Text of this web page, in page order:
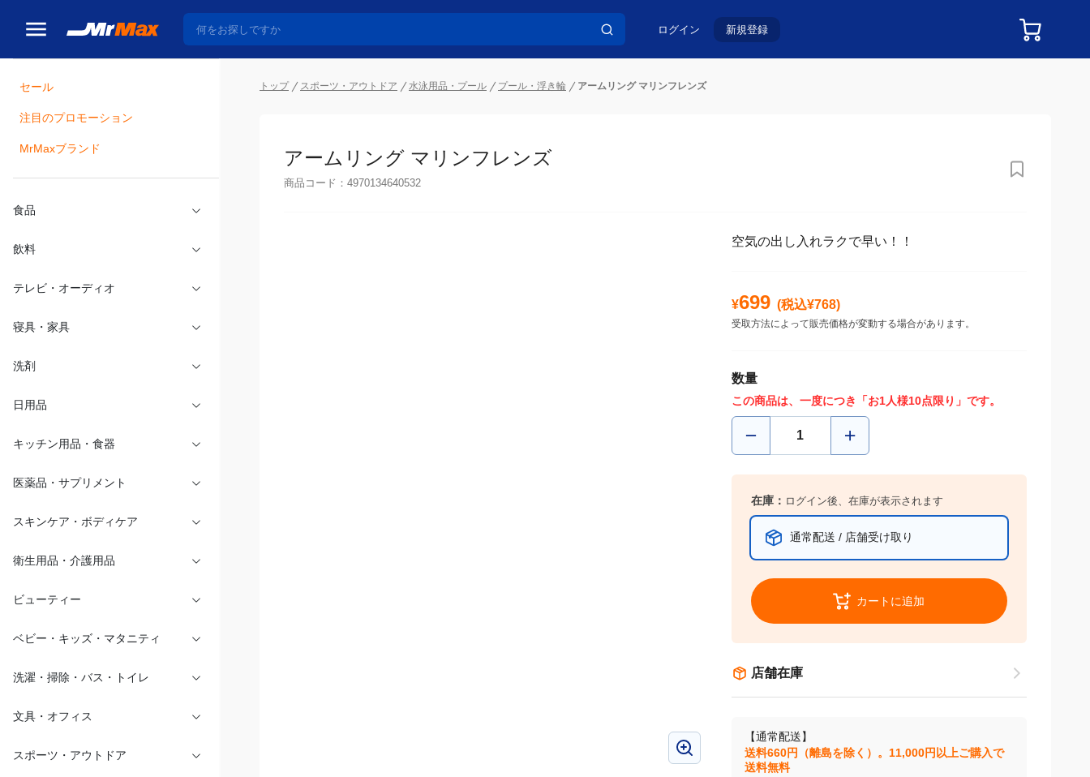
ログイン 新規登録
セール
注目のプロモーション
MrMaxブランド
食品
文具・オフィス
トップ スポーツ・アウトドア 水泳用品・プール プール・浮き輪 アームリング マリンフレンズ
アームリング マリンフレンズ
商品コード： 4970134640532
空気の出し入れラクで早い！！
¥699 (税込¥768)
受取方法によって販売価格が変動する場合があります。
数量
この商品は、一度につき「お1人様10点限り」です。
在庫： ログイン後、在庫が表示されます
通常配送 / 店舗受け取り
カートに追加
店舗在庫
【通常配送】
送料660円（離島を除く）。11,000円以上ご購入で